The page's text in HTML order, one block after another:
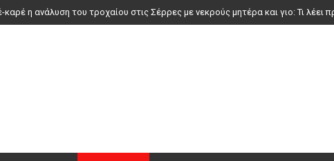
μάρκετ: Μειώσεις τιμών έως 7% σε πάνω από 1.000 προϊόντα, πότε ξεκινούν